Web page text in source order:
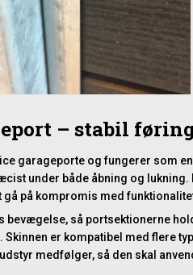
– stabil
garageporte og fungerer som
under både åbning og
på kompromis med
så portsektionerne
er kompatibel med flere
medfølger, så den skal